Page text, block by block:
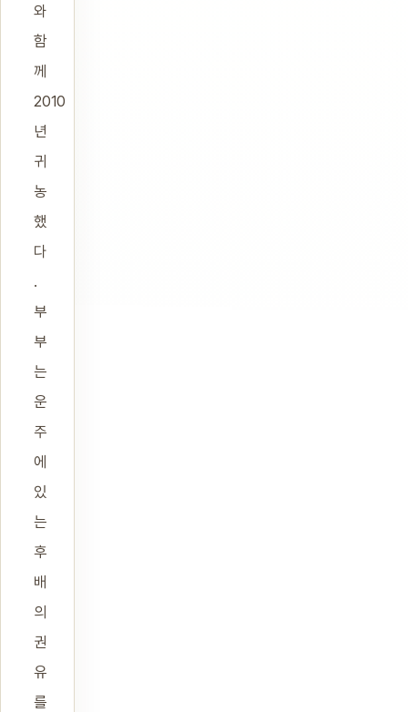
와
함
께
2010
년
귀
농
했
다
.
부
부
는
운
주
에
있
는
후
배
의
권
유
를